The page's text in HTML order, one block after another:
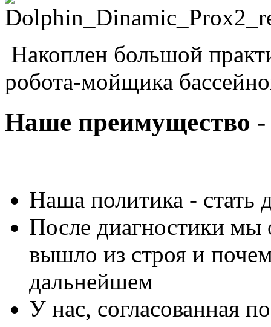
Накоплен большой
робота-мойщика
Наше преимущество -
Наша политика - стать
После диагностики мы
вышло из строя и
дальнейшем
У нас, согласованная